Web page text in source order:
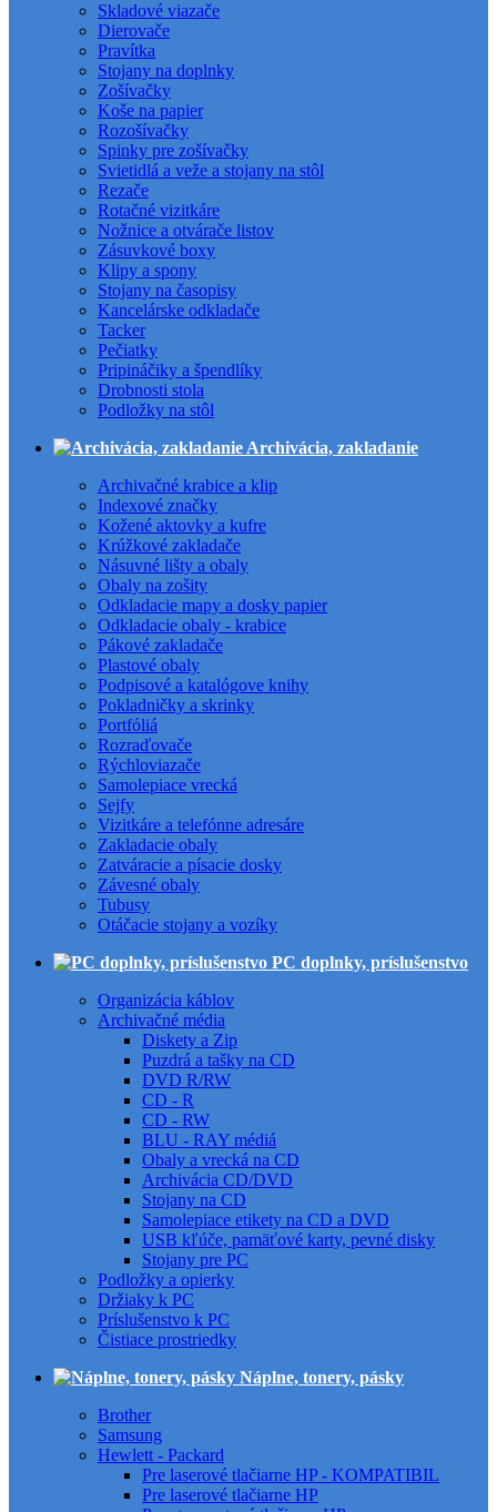
Skladové viazače
Dierovače
Pravítka
Stojany na doplnky
Zošívačky
Koše na papier
Rozošívačky
Spinky pre zošívačky
Svietidlá a veže a stojany na stôl
Rezače
Rotačné vizitkáre
Nožnice a otvárače listov
Zásuvkové boxy
Klipy a spony
Stojany na časopisy
Kancelárske odkladače
Tacker
Pečiatky
Pripináčiky a špendlíky
Drobnosti stola
Podložky na stôl
Archivácia, zakladanie
Archivačné krabice a klip
Indexové značky
Kožené aktovky a kufre
Krúžkové zakladače
Násuvné lišty a obaly
Obaly na zošity
Odkladacie mapy a dosky papier
Odkladacie obaly - krabice
Pákové zakladače
Plastové obaly
Podpisové a katalógove knihy
Pokladničky a skrinky
Portfóliá
Rozraďovače
Rýchloviazače
Samolepiace vrecká
Sejfy
Vizitkáre a telefónne adresáre
Zakladacie obaly
Zatváracie a písacie dosky
Závesné obaly
Tubusy
Otáčacie stojany a vozíky
PC doplnky, príslušenstvo
Organizácia káblov
Archivačné média
Diskety a Zip
Puzdrá a tašky na CD
DVD R/RW
CD - R
CD - RW
BLU - RAY médiá
Obaly a vrecká na CD
Archivácia CD/DVD
Stojany na CD
Samolepiace etikety na CD a DVD
USB kľúče, pamäťové karty, pevné disky
Stojany pre PC
Podložky a opierky
Držiaky k PC
Príslušenstvo k PC
Čistiace prostriedky
Náplne, tonery, pásky
Brother
Samsung
Hewlett - Packard
Pre laserové tlačiarne HP - KOMPATIBIL
Pre laserové tlačiarne HP